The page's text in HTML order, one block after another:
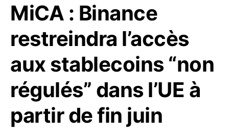
MiCA : Binance
restreindra l’accès
aux stablecoins “non
régulés” dans l’UE à
partir de fin juin